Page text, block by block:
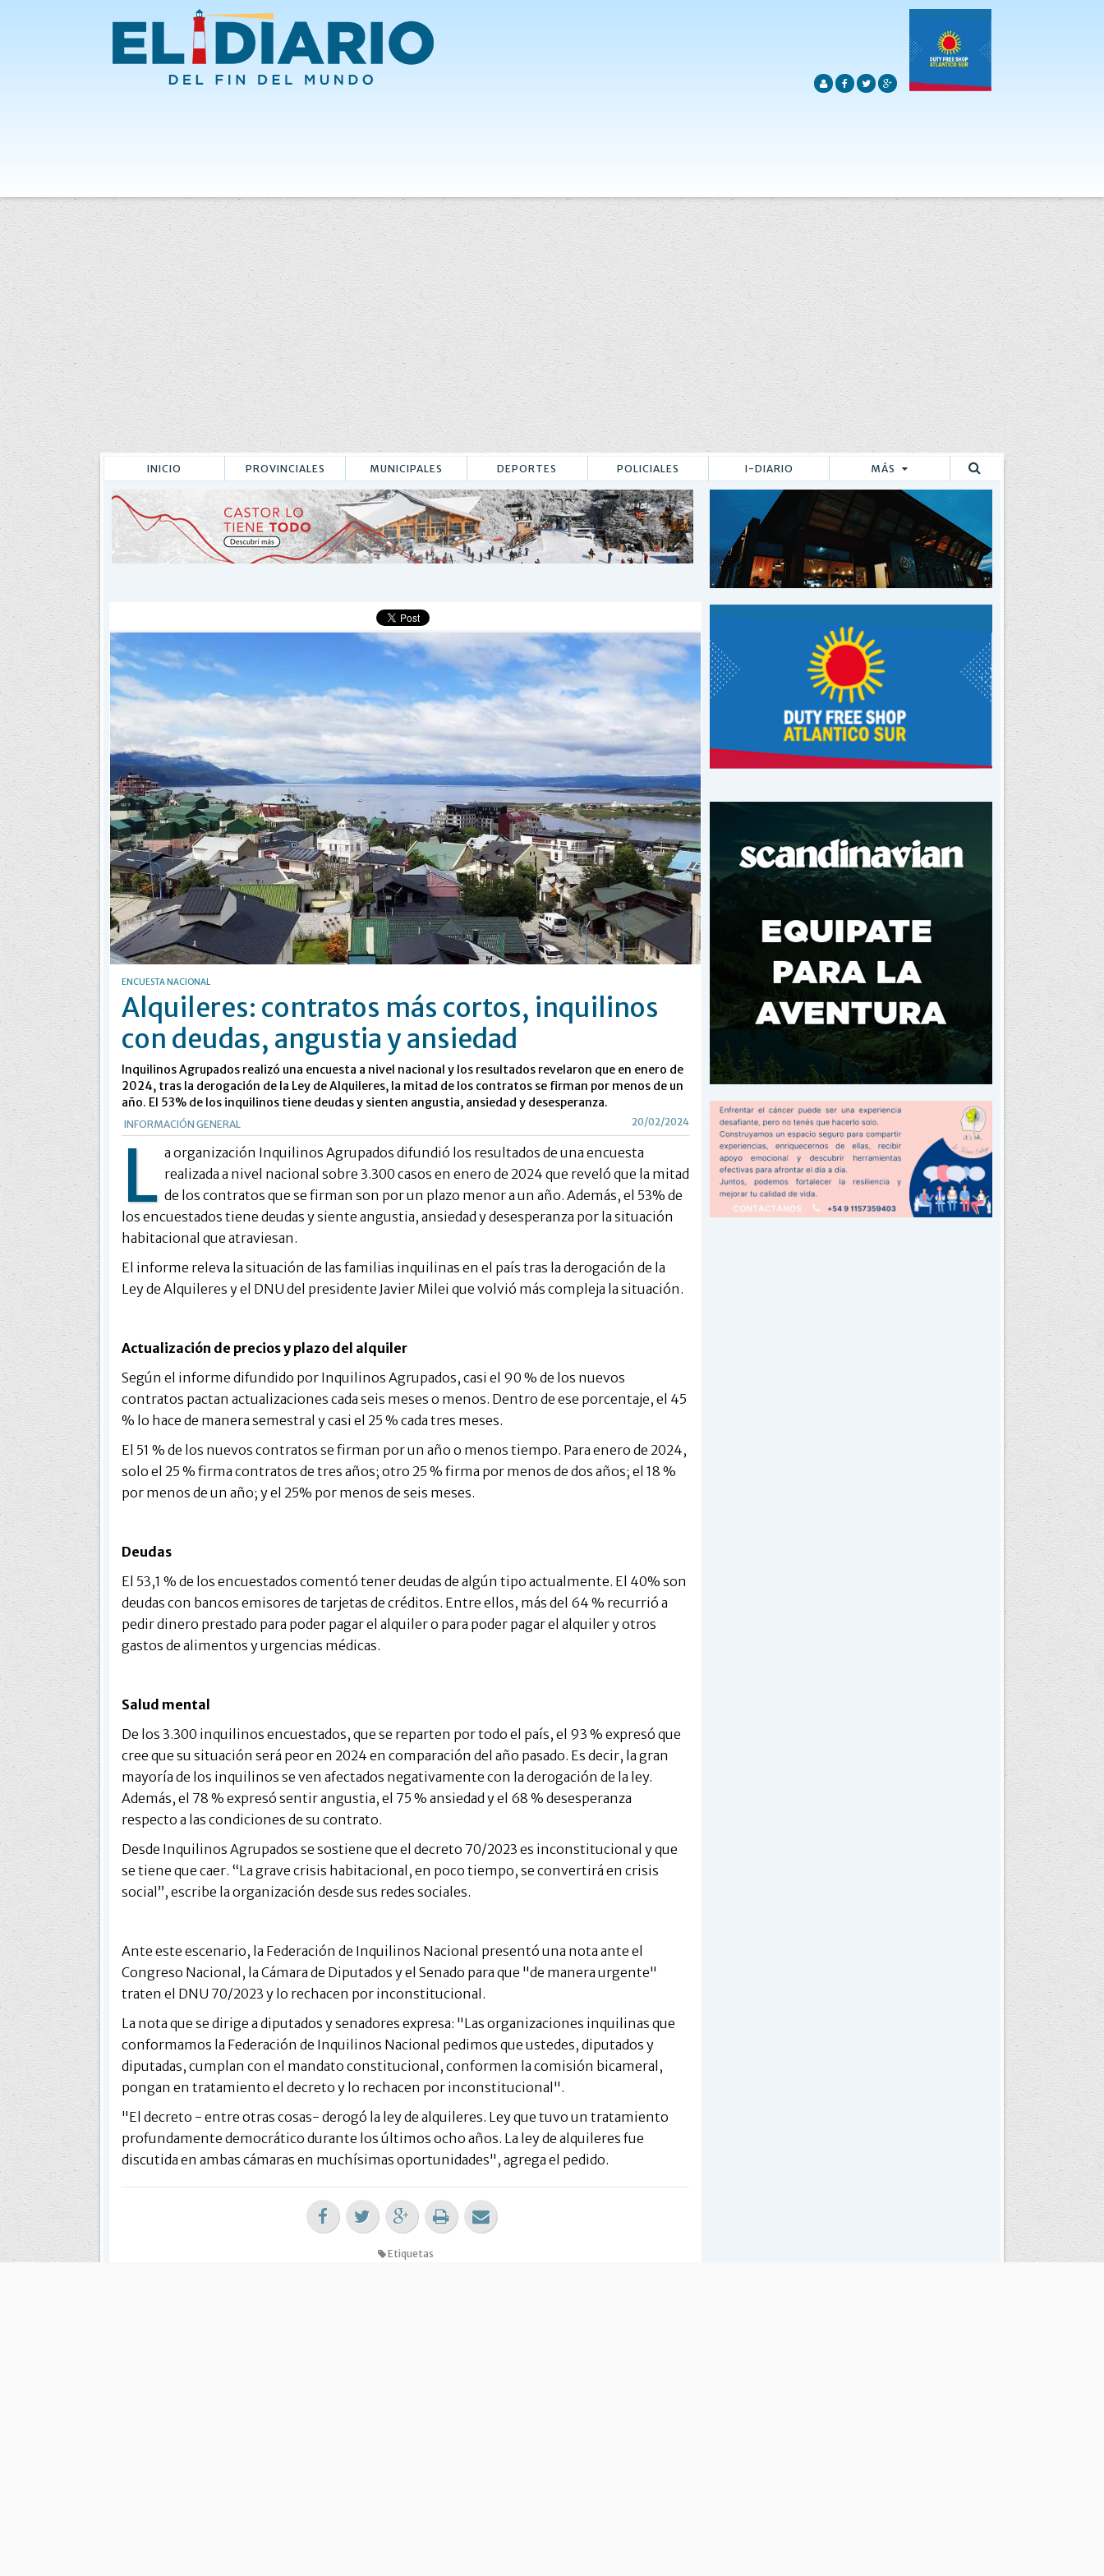
INICIO PROVINCIALES MUNICIPALES DEPORTES POLICIALES I-DIARIO MÁS
Buscar
ENCUESTA NACIONAL
Alquileres: contratos más cortos, inquilinos
con deudas, angustia y ansiedad
Inquilinos Agrupados realizó una encuesta a nivel nacional y los resultados revelaron que en enero de
2024, tras la derogación de la Ley de Alquileres, la mitad de los contratos se firman por menos de un
año. El 53% de los inquilinos tiene deudas y sienten angustia, ansiedad y desesperanza.
INFORMACIÓN GENERAL 20/02/2024
L a organización Inquilinos Agrupados difundió los resultados de una encuesta
realizada a nivel nacional sobre 3.300 casos en enero de 2024 que reveló que la mitad
de los contratos que se firman son por un plazo menor a un año. Además, el 53% de
los encuestados tiene deudas y siente angustia, ansiedad y desesperanza por la situación
habitacional que atraviesan.
El informe releva la situación de las familias inquilinas en el país tras la derogación de la
Ley de Alquileres y el DNU del presidente Javier Milei que volvió más compleja la situación.
Actualización de precios y plazo del alquiler
Según el informe difundido por Inquilinos Agrupados, casi el 90 % de los nuevos
contratos pactan actualizaciones cada seis meses o menos. Dentro de ese porcentaje, el 45
% lo hace de manera semestral y casi el 25 % cada tres meses.
El 51 % de los nuevos contratos se firman por un año o menos tiempo. Para enero de 2024,
solo el 25 % firma contratos de tres años; otro 25 % firma por menos de dos años; el 18 %
por menos de un año; y el 25% por menos de seis meses.
Deudas
El 53,1 % de los encuestados comentó tener deudas de algún tipo actualmente. El 40% son
deudas con bancos emisores de tarjetas de créditos. Entre ellos, más del 64 % recurrió a
pedir dinero prestado para poder pagar el alquiler o para poder pagar el alquiler y otros
gastos de alimentos y urgencias médicas.
Salud mental
De los 3.300 inquilinos encuestados, que se reparten por todo el país, el 93 % expresó que
cree que su situación será peor en 2024 en comparación del año pasado. Es decir, la gran
mayoría de los inquilinos se ven afectados negativamente con la derogación de la ley.
Además, el 78 % expresó sentir angustia, el 75 % ansiedad y el 68 % desesperanza
respecto a las condiciones de su contrato.
Desde Inquilinos Agrupados se sostiene que el decreto 70/2023 es inconstitucional y que
se tiene que caer. “La grave crisis habitacional, en poco tiempo, se convertirá en crisis
social”, escribe la organización desde sus redes sociales.
Ante este escenario, la Federación de Inquilinos Nacional presentó una nota ante el
Congreso Nacional, la Cámara de Diputados y el Senado para que "de manera urgente"
traten el DNU 70/2023 y lo rechacen por inconstitucional.
La nota que se dirige a diputados y senadores expresa: "Las organizaciones inquilinas que
conformamos la Federación de Inquilinos Nacional pedimos que ustedes, diputados y
diputadas, cumplan con el mandato constitucional, conformen la comisión bicameral,
pongan en tratamiento el decreto y lo rechacen por inconstitucional".
"El decreto - entre otras cosas- derogó la ley de alquileres. Ley que tuvo un tratamiento
profundamente democrático durante los últimos ocho años. La ley de alquileres fue
discutida en ambas cámaras en muchísimas oportunidades", agrega el pedido.
Etiquetas